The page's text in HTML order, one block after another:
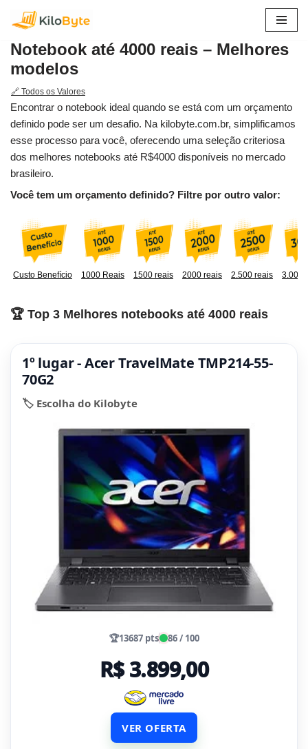
para
o
conteúdo
Notebook até 4000 reais – Melhores
modelos
🔗 Todos os Valores
Encontrar o notebook ideal quando se está com um orçamento
definido pode ser um desafio. Na kilobyte.com.br, simplificamos
esse processo para você, oferecendo uma seleção criteriosa
dos melhores notebooks até R$4000 disponíveis no mercado
brasileiro.
Você tem um orçamento definido? Filtre por outro valor:
Custo Benefício 1000 Reais 1500 reais 2000 reais 2.500 reais 3.000
🏆 Top 3 Melhores notebooks até 4000 reais
1º lugar - Acer TravelMate TMP214-55-
70G2
🏷️ Escolha do Kilobyte
🏆13687 pts 86 / 100
R$ 3.899,00
VER OFERTA